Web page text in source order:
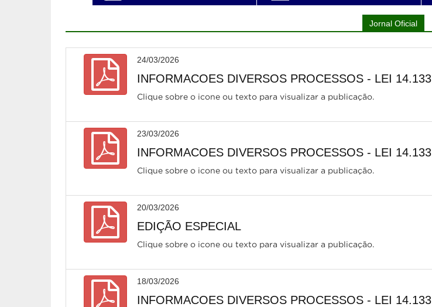
Jornal Oficial
24/03/2026
INFORMACOES DIVERSOS PROCESSOS - LEI 14.133
Clique sobre o icone ou texto para visualizar a publicação.
23/03/2026
INFORMACOES DIVERSOS PROCESSOS - LEI 14.133
Clique sobre o icone ou texto para visualizar a publicação.
20/03/2026
EDIÇÃO ESPECIAL
Clique sobre o icone ou texto para visualizar a publicação.
18/03/2026
INFORMACOES DIVERSOS PROCESSOS - LEI 14.133